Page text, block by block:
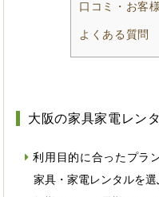
口コミ・お客
よくある質問
大阪の家具家電レン
利用目的に合ったプラ
家具・家電レンタルを